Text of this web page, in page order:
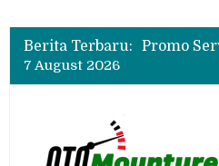
Berita Terbaru:
7 August 2026